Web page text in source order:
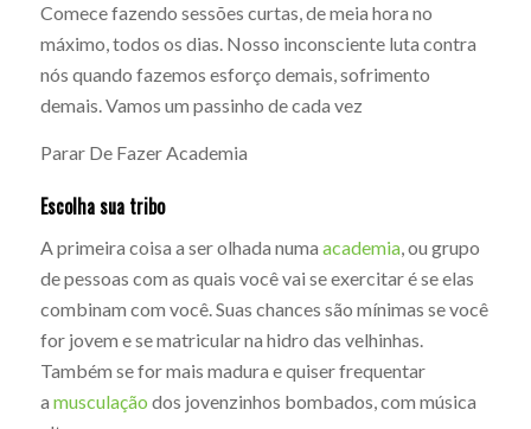
Comece fazendo sessões curtas, de meia hora no
máximo, todos os dias. Nosso inconsciente luta contra
nós quando fazemos esforço demais, sofrimento
demais. Vamos um passinho de cada vez
Parar De Fazer Academia
Escolha sua tribo
A primeira coisa a ser olhada numa academia, ou grupo
de pessoas com as quais você vai se exercitar é se elas
combinam com você. Suas chances são mínimas se você
for jovem e se matricular na hidro das velhinhas.
Também se for mais madura e quiser frequentar
a musculação dos jovenzinhos bombados, com música